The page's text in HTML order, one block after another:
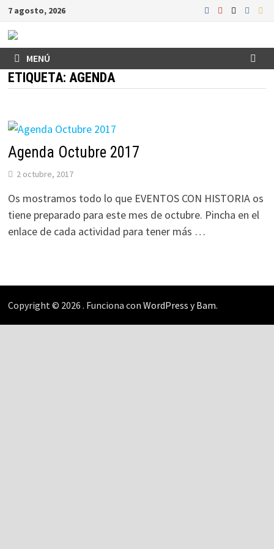
Saltar
contenido
7 agosto, 2026
MENÚ
ETIQUETA: AGENDA
Agenda Octubre 2017
2 octubre, 2017
Os mostramos todo lo que EVENTOS CON HISTORIA os
tiene preparado para este mes de octubre. Pincha en el
enlace de cada actividad para tener más …
Copyright © 2026 . Funciona con WordPress yBam.